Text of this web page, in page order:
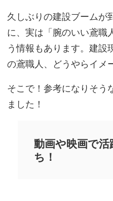
久しぶりの建設ブームが
に、実は「腕のいい鳶職
う情報もあります。建設
の鳶職人、どうやらイメ
そこで！参考になりそう
ました！
動画や映画で
ち！